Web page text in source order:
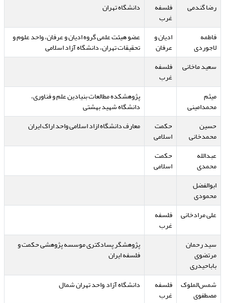
رضا گندمی فلسفه
غرب
دانشگاه تهران
فاطمه
لاجوردی
ادیان و
عرفان
عضو هیئت علمی گروه ادیان و عرفان، واحد علوم و
تحقیقات تهران، دانشگاه آزاد اسلامی
سعید ماخانی
فلسفه
غرب
میثم
محمدامینی
پژوهشکده مطالعات بنیادین علم و فناوری،
دانشگاه شهید بهشتی
حسین
محمدخانی
حکمت
اسلامی
معارف دانشگاه ازاد اسلامی واحد اراک ایران
عبدالله
محمدی
حکمت
اسلامی
ابوالفضل
محمودی
علی مرادخانی
فلسفه
غرب
سید رحمان
مرتضوی
باباحیدری
پژوهشگر پسادکتری موسسه پژوهشی حکمت و
فلسفه ایران
شمس‌الملوک
مصطفوی
فلسفه
غرب
دانشگاه آزاد ,واحد تهران شمال